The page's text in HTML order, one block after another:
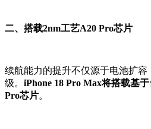
二、搭载2nm工艺A20 Pro芯片
续航能力的提升不仅源于电池扩
级。 iPhone 18 Pro Max将搭载基
Pro芯片。